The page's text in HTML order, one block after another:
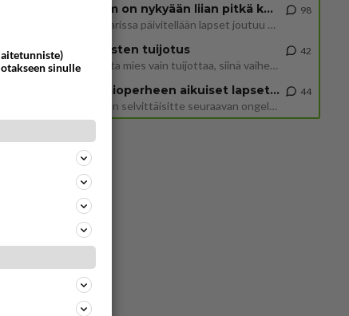
2 km on nykyään liian pitkä koulumatka
Hesarissa päivitellään lapset joutuu nyt kulkemaan 2 km kouluun jösses. Ruostefillarilla tuo matka menee vaikka miten äk
98
Miesten tuijotus
Mutta mies vain tuijottaa, siinä vaiheessa käännän itse pään pois. Mikä juttu? Yleensä jos joku tuijottaa tai katsoo, hä
42
Uusioperheen aikuiset lapset tyhjentää jääkaapin käydessään
Miten selvittäisitte seuraavan ongelman, meillä on uusioperhe, minulla teini-ikäiset lapset ja puolisolla aikuiset, jotk
44
sinulle